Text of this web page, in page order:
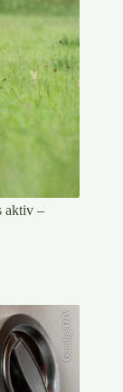
aktiv –
Gaudig/DJV